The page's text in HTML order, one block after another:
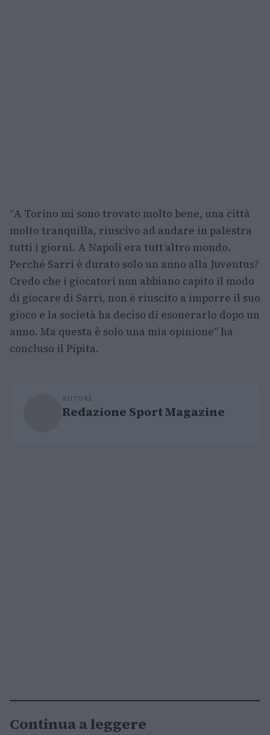
“A Torino mi sono trovato molto bene, una città
molto tranquilla, riuscivo ad andare in palestra
tutti i giorni. A Napoli era tutt’altro mondo.
Perché Sarri è durato solo un anno alla Juventus?
Credo che i giocatori non abbiano capito il modo
di giocare di Sarri, non è riuscito a imporre il suo
gioco e la società ha deciso di esonerarlo dopo un
anno. Ma questa è solo una mia opinione” ha
concluso il Pipita.
AUTORE
Redazione Sport Magazine
Continua a leggere